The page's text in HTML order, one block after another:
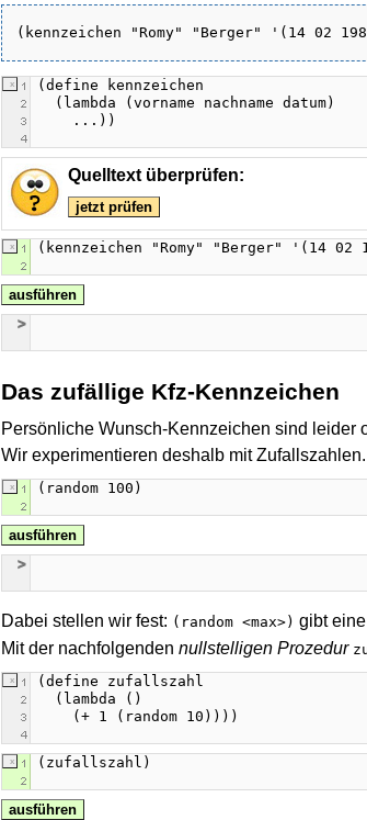
Quelltext überprüfen:
jetzt prüfen
ausführen
Das zufällige Kfz-Kennzeichen
Persönliche Wunsch-Kennzeichen sind leider
Wir experimentieren deshalb mit
ausführen
Dabei stellen wir fest: (random <max>) gibt
Mit der nachfolgendennullstelligen Prozedur
ausführen